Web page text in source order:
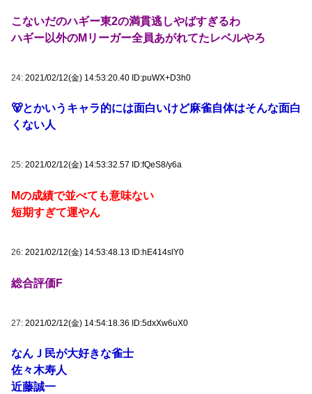
こないだのハギー東2の満貫逃しやばすぎるわ
ハギー以外のMリーガー全員あがれてたレベルやろ
24: 2021/02/12(金) 14:53:20.40 ID:puWX+D3h0
🐻とかいうキャラ的には面白いけど麻雀自体はそんな面白
くない人
25: 2021/02/12(金) 14:53:32.57 ID:fQeS8/y6a
Mの成績で並べても意味ない
短期すぎて運やん
26: 2021/02/12(金) 14:53:48.13 ID:hE414slY0
総合評価F
27: 2021/02/12(金) 14:54:18.36 ID:5dxXw6uX0
なんＪ民が大好きな雀士
佐々木寿人
近藤誠一